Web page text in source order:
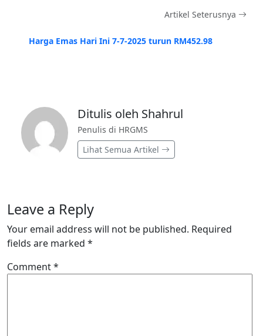
Artikel Seterusnya
Harga Emas Hari Ini 7-7-2025 turun RM452.98
Ditulis oleh Shahrul
Penulis di HRGMS
Lihat Semua Artikel
Leave a Reply
Your email address will not be published. Required
fields are marked *
Comment*